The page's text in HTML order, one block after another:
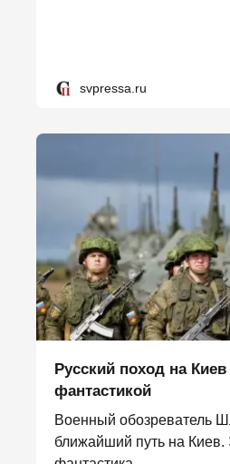
svpressa.ru
Русский поход на
фантастикой
Военный обозреватель
ближайший путь на Киев.